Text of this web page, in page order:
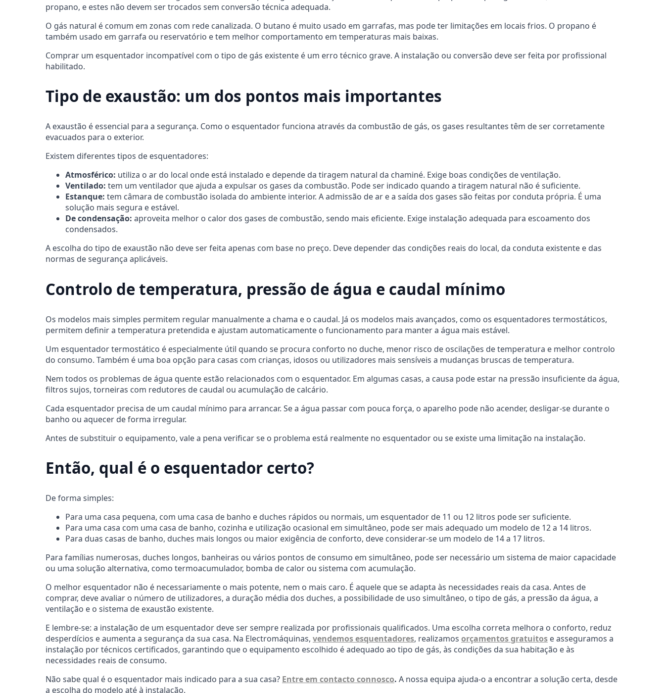
propano, e estes não devem ser trocados sem conversão técnica adequada.
O gás natural é comum em zonas com rede canalizada. O butano é muito usado em garrafas, mas pode ter limitações em locais frios. O propano é
também usado em garrafa ou reservatório e tem melhor comportamento em temperaturas mais baixas.
Comprar um esquentador incompatível com o tipo de gás existente é um erro técnico grave. A instalação ou conversão deve ser feita por profissional
habilitado.
Tipo de exaustão: um dos pontos mais importantes
A exaustão é essencial para a segurança. Como o esquentador funciona através da combustão de gás, os gases resultantes têm de ser corretamente
evacuados para o exterior.
Existem diferentes tipos de esquentadores:
Atmosférico: utiliza o ar do local onde está instalado e depende da tiragem natural da chaminé. Exige boas condições de ventilação.
Ventilado: tem um ventilador que ajuda a expulsar os gases da combustão. Pode ser indicado quando a tiragem natural não é suficiente.
Estanque: tem câmara de combustão isolada do ambiente interior. A admissão de ar e a saída dos gases são feitas por conduta própria. É uma
solução mais segura e estável.
De condensação: aproveita melhor o calor dos gases de combustão, sendo mais eficiente. Exige instalação adequada para escoamento dos
condensados.
A escolha do tipo de exaustão não deve ser feita apenas com base no preço. Deve depender das condições reais do local, da conduta existente e das
normas de segurança aplicáveis.
Controlo de temperatura, pressão de água e caudal mínimo
Os modelos mais simples permitem regular manualmente a chama e o caudal. Já os modelos mais avançados, como os esquentadores termostáticos,
permitem definir a temperatura pretendida e ajustam automaticamente o funcionamento para manter a água mais estável.
Um esquentador termostático é especialmente útil quando se procura conforto no duche, menor risco de oscilações de temperatura e melhor controlo
do consumo. Também é uma boa opção para casas com crianças, idosos ou utilizadores mais sensíveis a mudanças bruscas de temperatura.
Nem todos os problemas de água quente estão relacionados com o esquentador. Em algumas casas, a causa pode estar na pressão insuficiente da água,
filtros sujos, torneiras com redutores de caudal ou acumulação de calcário.
Cada esquentador precisa de um caudal mínimo para arrancar. Se a água passar com pouca força, o aparelho pode não acender, desligar-se durante o
banho ou aquecer de forma irregular.
Antes de substituir o equipamento, vale a pena verificar se o problema está realmente no esquentador ou se existe uma limitação na instalação.
Então, qual é o esquentador certo?
De forma simples:
Para uma casa pequena, com uma casa de banho e duches rápidos ou normais, um esquentador de 11 ou 12 litros pode ser suficiente.
Para uma casa com uma casa de banho, cozinha e utilização ocasional em simultâneo, pode ser mais adequado um modelo de 12 a 14 litros.
Para duas casas de banho, duches mais longos ou maior exigência de conforto, deve considerar-se um modelo de 14 a 17 litros.
Para famílias numerosas, duches longos, banheiras ou vários pontos de consumo em simultâneo, pode ser necessário um sistema de maior capacidade
ou uma solução alternativa, como termoacumulador, bomba de calor ou sistema com acumulação.
O melhor esquentador não é necessariamente o mais potente, nem o mais caro. É aquele que se adapta às necessidades reais da casa. Antes de
comprar, deve avaliar o número de utilizadores, a duração média dos duches, a possibilidade de uso simultâneo, o tipo de gás, a pressão da água, a
ventilação e o sistema de exaustão existente.
E lembre-se: a instalação de um esquentador deve ser sempre realizada por profissionais qualificados. Uma escolha correta melhora o conforto, reduz
desperdícios e aumenta a segurança da sua casa. Na Electromáquinas, vendemos esquentadores, realizamos orçamentos gratuitos e asseguramos a
instalação por técnicos certificados, garantindo que o equipamento escolhido é adequado ao tipo de gás, às condições da sua habitação e às
necessidades reais de consumo.
Não sabe qual é o esquentador mais indicado para a sua casa? Entre em contacto connosco. A nossa equipa ajuda-o a encontrar a solução certa, desde
a escolha do modelo até à instalação.